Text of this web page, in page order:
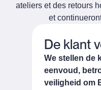
ateliers et des retours
et
De klant
We stellen de
eenvoud,
veiligheid om